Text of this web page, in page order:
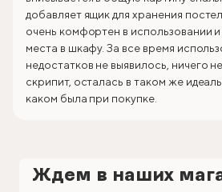
добавляет ящик для хранения
очень комфортен в использовании
места в шкафу. За все время
недостатков не выявилось, ничего
скрипит, осталась в таком же
каком была при покупке.
Ждем в наших